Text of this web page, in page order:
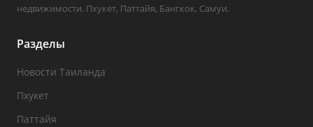
недвижимости. Пхукет, Паттайя, Бангкок, Самуи.
Разделы
Новости Таиланда
Пхукет
Паттайя